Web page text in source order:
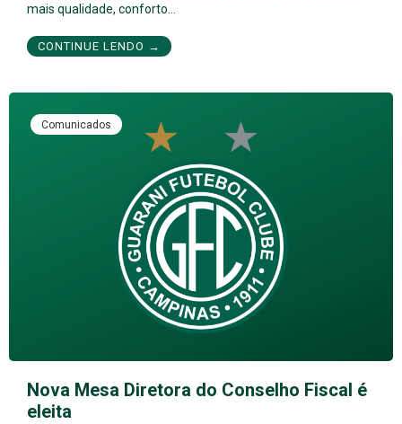
mais qualidade, conforto…
CONTINUE LENDO →
Comunicados
Nova Mesa Diretora do Conselho Fiscal é
eleita